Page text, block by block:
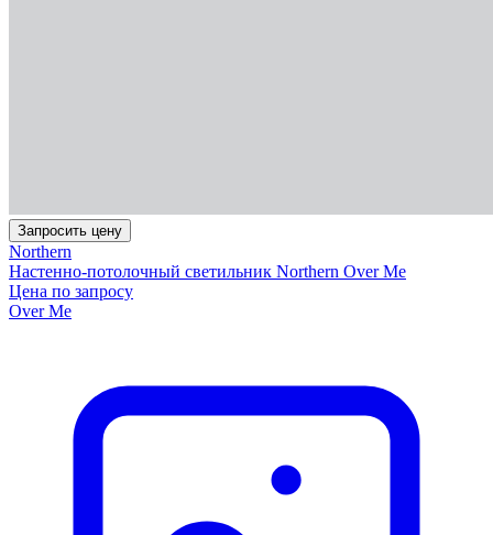
Запросить цену
Northern
Настенно-потолочный светильник Northern Over Me
Цена по запросу
Over Me